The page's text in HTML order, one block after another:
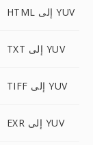
HTML إلى YUV
TXT إلى YUV
TIFF إلى YUV
EXR إلى YUV